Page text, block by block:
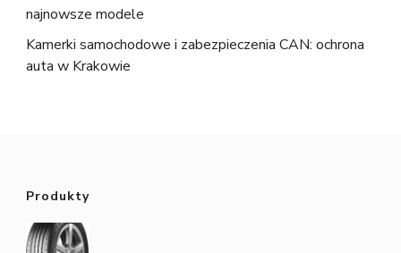
najnowsze modele
Kamerki samochodowe i zabezpieczenia CAN: ochrona
auta w Krakowie
Produkty